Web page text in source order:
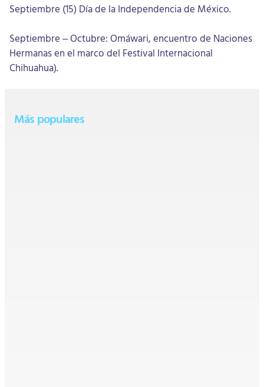
Septiembre (15) Día de la Independencia de México.
Septiembre – Octubre: Omáwari, encuentro de Naciones
Hermanas en el marco del Festival Internacional
Chihuahua).
Más populares